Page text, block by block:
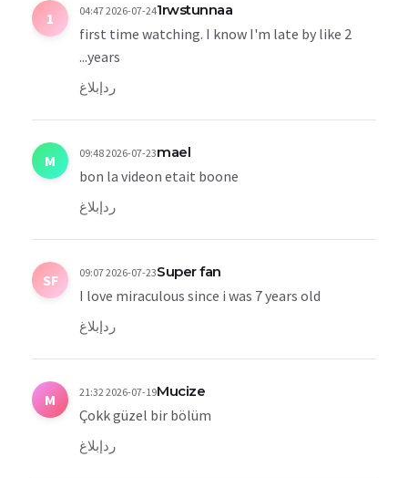
1 1rwstunnaa
2026-07-24 04:47
first time watching. I know I'm late by like 2
years...
ردإبلاغ
M mael
2026-07-23 09:48
bon la videon etait boone
ردإبلاغ
SF Super fan
2026-07-23 09:07
I love miraculous since i was 7 years old
ردإبلاغ
M Mucize
2026-07-19 21:32
Çokk güzel bir bölüm
ردإبلاغ